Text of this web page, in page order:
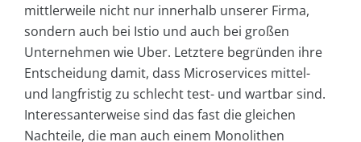
mittlerweile nicht nur innerhalb unserer Firma,
sondern auch bei Istio und auch bei großen
Unternehmen wie Uber. Letztere begründen ihre
Entscheidung damit, dass Microservices mittel-
und langfristig zu schlecht test- und wartbar sind.
Interessanterweise sind das fast die gleichen
Nachteile, die man auch einem Monolithen